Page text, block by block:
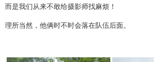
而是我们从来不敢给摄影师找麻烦！
理所当然，他俩时不时会落在队伍后面。